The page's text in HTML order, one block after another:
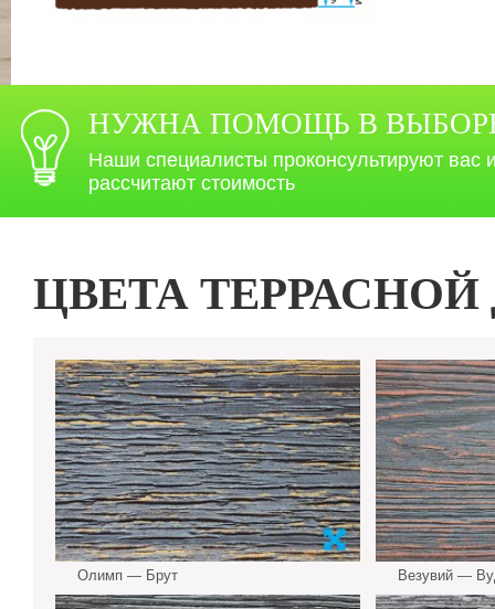
НУЖНА ПОМОЩЬ В
Наши специалисты проконсультируют вас
рассчитают стоимость
ЦВЕТА
Олимп — Брут Везувий —